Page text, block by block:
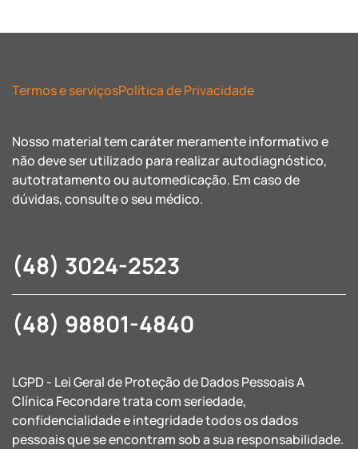
Termos e serviçosPolítica de Privacidade
Nosso material tem caráter meramente informativo e
não deve ser utilizado para realizar autodiagnóstico,
autotratamento ou automedicação. Em caso de
dúvidas, consulte o seu médico.
(48) 3024-2523
(48) 98801-4840
LGPD - Lei Geral de Proteção de Dados Pessoais A
Clínica Fecondare trata com seriedade,
confidencialidade e integridade todos os dados
pessoais que se encontram sob a sua responsabilidade.